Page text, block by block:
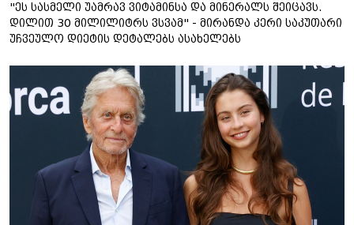
"ეს სასმელი უამრავ ვიტამინსა და მინერალს შეიცავს.
დილით 30 მილილიტრს ვსვამ" - მირანდა კერი საკუთარი
უჩვეულო დიეტის დეტალებს ასახელებს